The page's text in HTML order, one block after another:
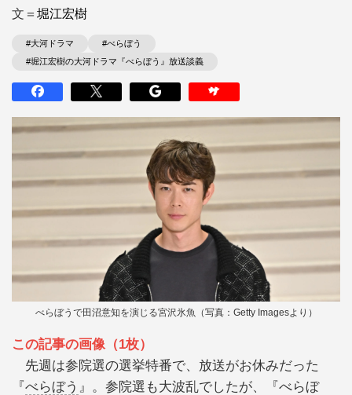
文＝ 堀江宏樹
#大河ドラマ
#べらぼう
#堀江宏樹の大河ドラマ『べらぼう』放送談義
べらぼうで田沼意知を演じる宮沢氷魚（写真：Getty Imagesより）
この記事の画像（1枚）
先週は参院選の選挙特番で、放送がお休みだった
『べらぼう 』。参院選も大波乱でしたが、『べらぼ